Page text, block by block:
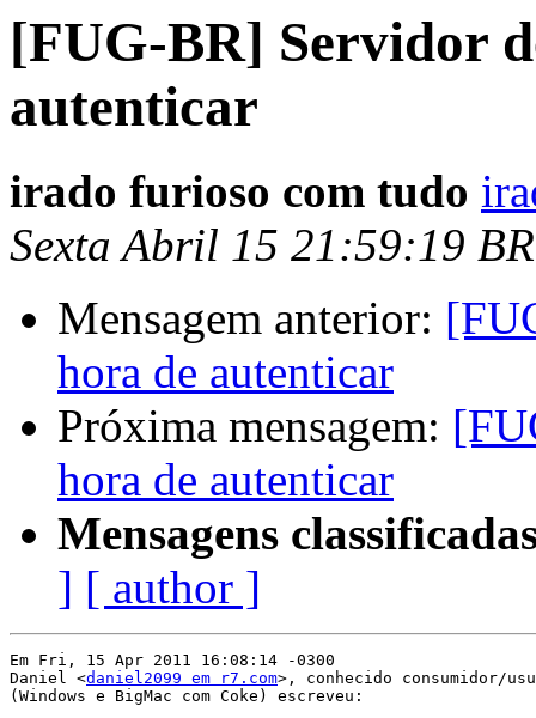
[FUG-BR] Servidor
autenticar
irado furioso com tudo
Sexta Abril 15 21:59:19
Mensagem anterior:
hora de autenticar
Próxima mensagem:
hora de autenticar
Mensagens
] [ author ]
Em Fri, 15 Apr 2011 16:08:14 -0300
Daniel <daniel2099 em r7.com>, conhecido consumidor/
(Windows e BigMac com Coke) escreveu: